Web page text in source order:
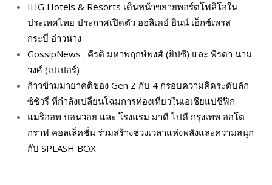
IHG Hotels & Resorts เดินหน้าขยายพอร์ตโฟลิโอใน
ประเทศไทย ประกาศเปิดตัว ฮอลิเดย์ อินน์ เอ็กซ์เพรส
กระบี่ อ่าวนาง
GossipNews : คีรติ มหาพฤกษ์พงศ์ (ยิปซี) และ พีรดา นาม
วงศ์ (เปเปอร์)
ก้าวข้ามมายาคติของ Gen Z กับ 4 กรอบความคิดระดับลัก
ซ์ชัวรี่ ที่กำลังเปลี่ยนโฉมการท่องเที่ยวในเอเชียแปซิฟิก
แมริออท บอนวอย และ โรงแรม มาดี ไปดี กรุงเทพ ออโต
กราฟ คอลเล็คชั่น ร่วมสร้างช่วงเวลาแห่งพลังและความสนุก
กับ SPLASH BOX